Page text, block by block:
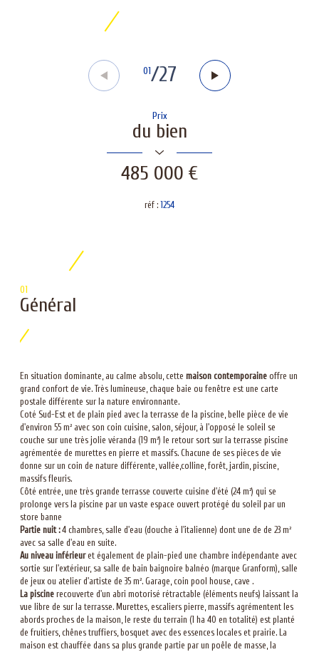
01/27
Prix
du bien
485 000 €
réf : 1254
01
Général
En situation dominante, au calme absolu, cette maison contemporaine offre un
grand confort de vie. Très lumineuse, chaque baie ou fenêtre est une carte
postale différente sur la nature environnante.
Coté Sud-Est et de plain pied avec la terrasse de la piscine, belle pièce de vie
d'environ 55 m² avec son coin cuisine, salon, séjour, à l'opposé le soleil se
couche sur une très jolie véranda (19 m²) le retour sort sur la terrasse piscine
agrémentée de murettes en pierre et massifs. Chacune de ses pièces de vie
donne sur un coin de nature différente, vallée,colline, forêt, jardin, piscine,
massifs fleuris.
Côté entrée, une très grande terrasse couverte cuisine d'été (24 m²) qui se
prolonge vers la piscine par un vaste espace ouvert protégé du soleil par un
store banne
Partie nuit :4 chambres, salle d'eau (douche à l'italienne) dont une de de 23 m²
avec sa salle d'eau en suite.
Au niveau inférieuret également de plain-pied une chambre indépendante avec
sortie sur l'extérieur, sa salle de bain baignoire balnéo (marque Granform), salle
de jeux ou atelier d'artiste de 35 m². Garage, coin pool house, cave .
La piscine recouverte d'un abri motorisé rétractable (éléments neufs) laissant la
vue libre de sur la terrasse. Murettes, escaliers pierre, massifs agrémentent les
abords proches de la maison, le reste du terrain (1 ha 40 en totalité) est planté
de fruitiers, chênes truffiers, bosquet avec des essences locales et prairie. La
maison est chauffée dans sa plus grande partie par un poêle de masse, la